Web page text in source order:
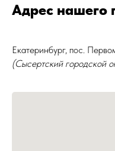
Адрес нашего
Екатеринбург, пос.
(Сысертский городской